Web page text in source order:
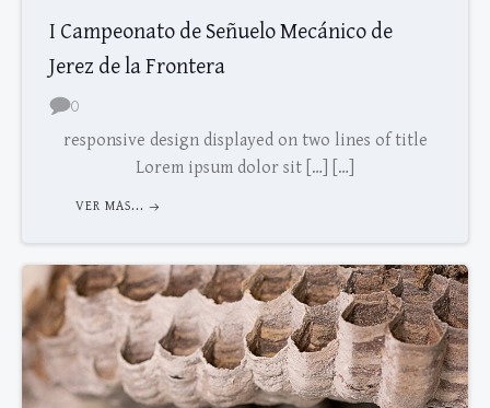
I Campeonato de Señuelo Mecánico de
Jerez de la Frontera
0
responsive design displayed on two lines of title
Lorem ipsum dolor sit […] […]
VER MAS...